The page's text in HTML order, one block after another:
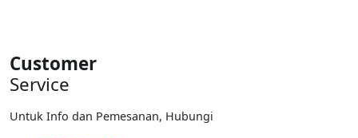
Customer
Service
Untuk Info dan Pemesanan, Hubungi